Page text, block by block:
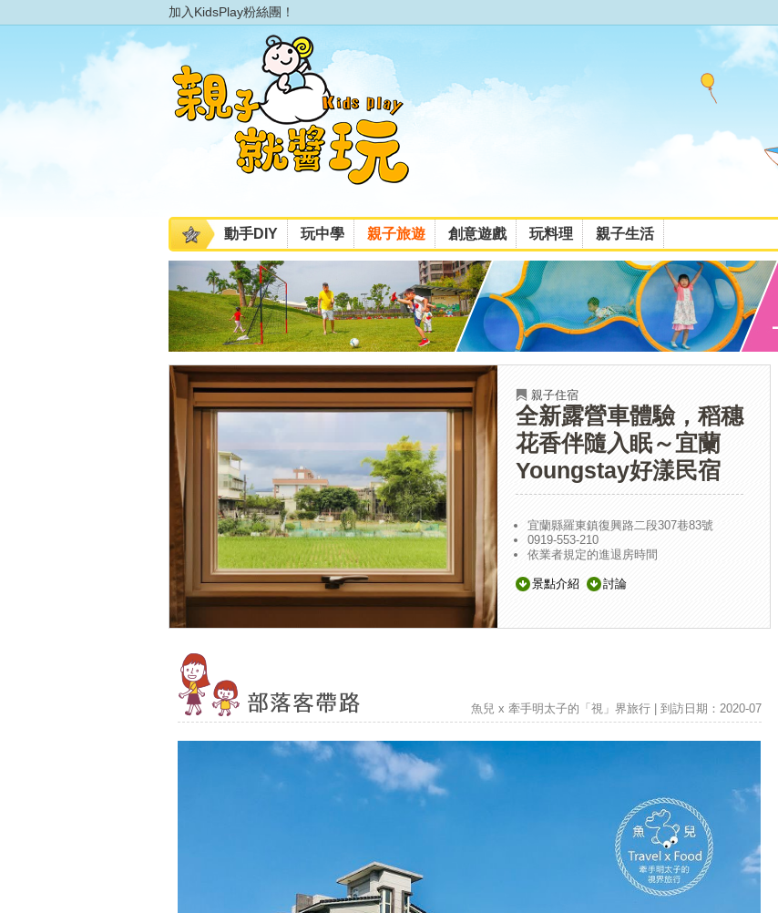
加入KidsPlay粉絲團！
動手DIY 玩中學 親子旅遊 創意遊戲 玩料理 親子生活
親子住宿
全新露營車體驗，稻穗
花香伴隨入眠～宜蘭
Youngstay好漾民宿
宜蘭縣羅東鎮復興路二段307巷83號
0919-553-210
依業者規定的進退房時間
景點介紹 討論
魚兒 x 牽手明太子的「視」界旅行 | 到訪日期：2020-07